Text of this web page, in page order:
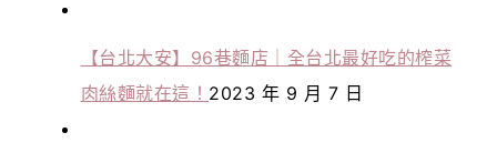
【台北大安】96巷麵店｜全台北最好吃的榨菜
肉絲麵就在這！ 2023 年 9 月 7 日